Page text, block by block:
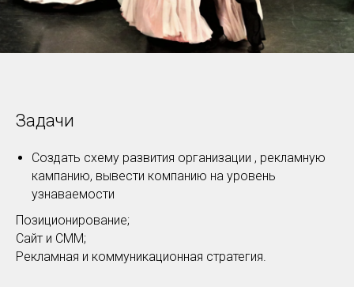
Задачи
Создать схему развития организации , рекламную
кампанию, вывести компанию на уровень
узнаваемости
Позиционирование;
Сайт и СММ;
Рекламная и коммуникационная стратегия.